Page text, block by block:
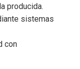
producida.
sistemas
con